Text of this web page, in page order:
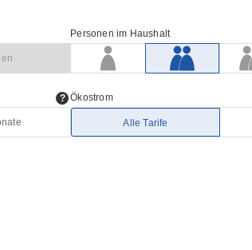
Personen im Haushalt
Ökostrom
Alle Tarife